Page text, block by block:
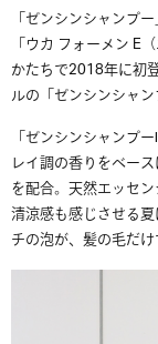
「ゼンシンシャンプ
「ウカ フォーメン E
かたちで2018年に初
ルの「ゼンシンシャ
「ゼンシンシャンプ
レイ調の香りをベー
を配合。天然エッセ
清涼感も感じさせる
チの泡が、髪の毛だ